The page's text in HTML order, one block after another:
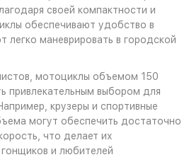
своей компактности и
обеспечивают удобство в
легко маневрировать в городской
мотоциклы объемом 150
привлекательным выбором для
крузеры и спортивные
могут обеспечить достаточно
что делает их
и любителей